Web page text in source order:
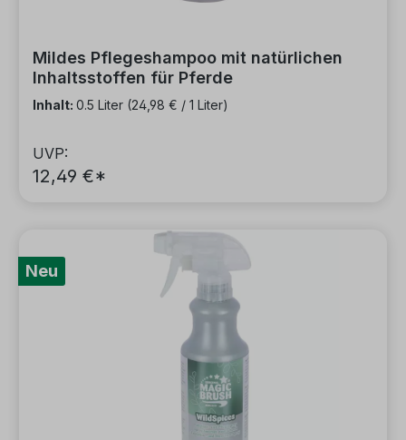
Mildes Pflegeshampoo mit natürlichen
Inhaltsstoffen für Pferde
Inhalt: 0.5 Liter (24,98 € / 1 Liter)
UVP:
12,49 €*
Neu